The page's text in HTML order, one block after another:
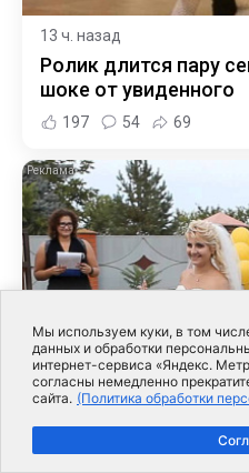
Мы используем куки, в том
данных и обработки
интернет-сервиса «Яндекс.
согласны немедленно
сайта. (Политика обработки
13 ч. назад
Ролик длится пару
шоке от увиденного
197 54 69
Этот танец невесты